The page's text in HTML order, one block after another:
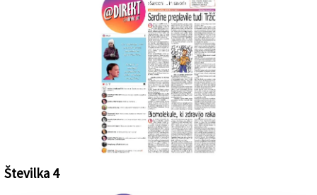
Št.5 - petek, 6. decembra 2019 - KLIKNI ZA OGLED PDF-ja!
Številka 4